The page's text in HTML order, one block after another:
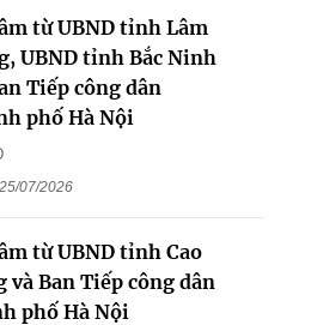
từ UBND tỉnh Lâm
UBND tỉnh Bắc Ninh
Tiếp công dân
phố Hà Nội
07/2026
từ UBND tỉnh Cao
và Ban Tiếp công dân
phố Hà Nội